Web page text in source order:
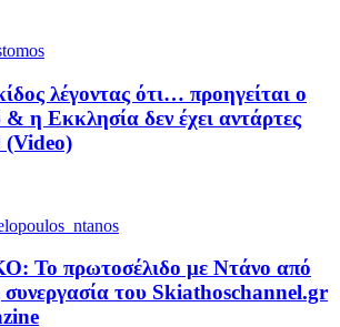
λέγοντας ότι… προηγείται ο
η Εκκλησία δεν έχει αντάρτες
(Video)
Το πρωτοσέλιδο με Ντάνο από
συνεργασία του Skiathoschannel.gr